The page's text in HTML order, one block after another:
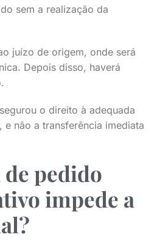
sem a realização da
juízo de origem, onde será
Depois disso, haverá
o direito à adequada
não a transferência imediata
de pedido
impede a